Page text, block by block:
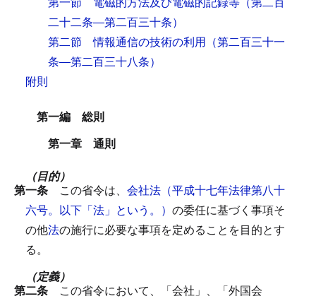
二十二条―第二百三十条）
第二節 情報通信の技術の利用 （第二百三十一
条―第二百三十八条）
附則
第一編 総則
第一章 通則
（目的）
第一条 この省令は、 会社法（平成十七年法律第八十
六号。以下「法」という。） の委任に基づく事項そ
の他法の施行に必要な事項を定めることを目的とす
る。
（定義）
第二条 この省令において、「会社」、「外国会